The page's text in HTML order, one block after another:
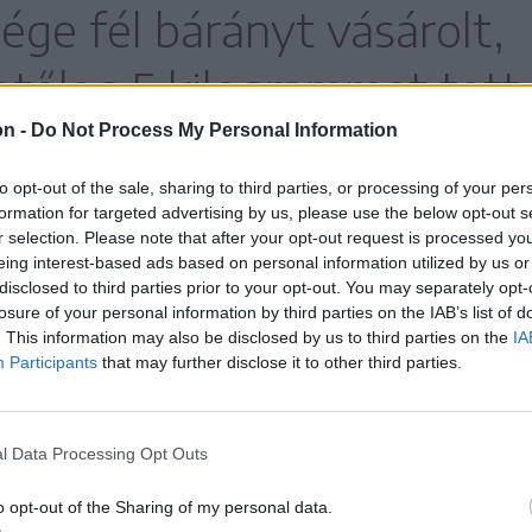
- Do Not Process My Personal Information
opt-out of the sale, sharing to third parties, or processing of your
for targeted advertising by us, please use the below opt-out
selection. Please note that after your opt-out request is processed
interest-based ads based on personal information utilized by us
to third parties prior to your opt-out. You may separately
of your personal information by third parties on the IAB’s list of
This information may also be disclosed by us to third parties on the
Participants that may further disclose it to other third parties.
Data Processing Opt Outs
opt-out of the Sharing of my personal data.
fél bárányt vásárolt,
5 kilogrammot tett
amennyi, kevés a pénz, de úgyis meg
Ráadásul nagyon szeretem a
el, az unokáim is szeretik. Minden
válaszolta a Székelyhon érdeklődésére
egy egész bárányt vásárolt éppen, amelyet
számára, hogy könnyebben haza tudja